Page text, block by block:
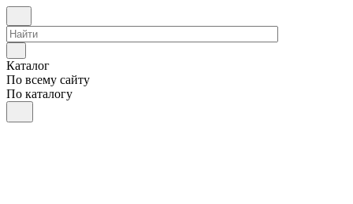
Каталог
По всему сайту
По каталогу